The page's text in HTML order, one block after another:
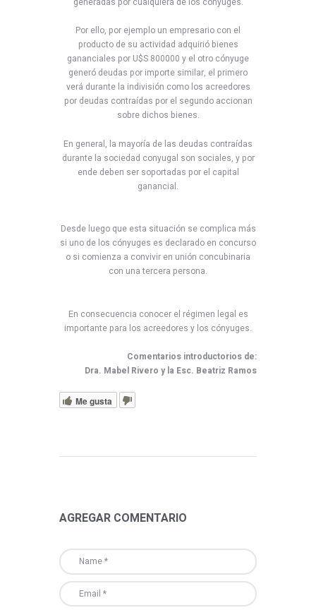
Por ello, por ejemplo un empresario con el
producto de su actividad adquirió bienes
gananciales por U$S 800000 y el otro cónyuge
generó deudas por importe similar, el primero
verá durante la indivisión como los acreedores
por deudas contraídas por el segundo accionan
sobre dichos bienes.
En general, la mayoría de las deudas contraídas
durante la sociedad conyugal son sociales, y por
ende deben ser soportadas por el capital
ganancial.
Desde luego que esta situación se complica más
si uno de los cónyuges es declarado en concurso
o si comienza a convivir en unión concubinaria
con una tercera persona.
En consecuencia conocer el régimen legal es
importante para los acreedores y los cónyuges.
Comentarios introductorios de:
Dra. Mabel Rivero y la Esc. Beatriz Ramos
Me gusta
AGREGAR COMENTARIO